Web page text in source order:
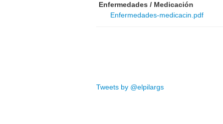
Enfermedades / Medicación
Enfermedades-medicacin.pdf
Tweets by @elpilargs